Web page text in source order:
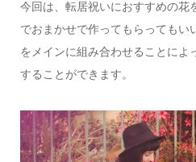
今回は、転居祝いにおすすめの花
でおまかせで作ってもらってもい
をメインに組み合わせることによ
することができます。